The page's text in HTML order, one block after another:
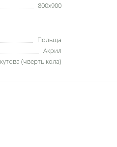
800x900
Польща
Акрил
кутова (чверть кола)